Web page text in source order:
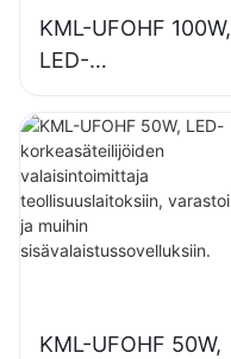
KML-UFOHF 100W,
LED-
korkeasäteilijöiden
valaisintoimittaja
teollisuuslaitoksiin,
varastoihin ja
muihin
sisävalaistussovellu
KML-UFOHF 50W,